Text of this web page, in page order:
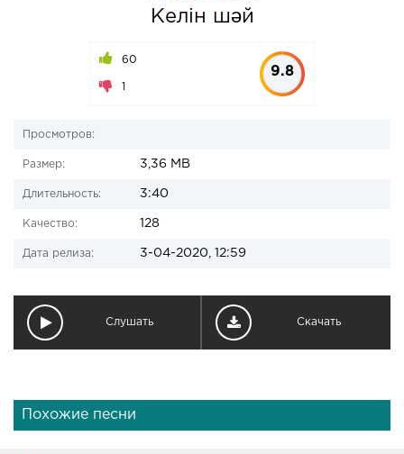
Келін шәй
60
1
9.8
Просмотров:
Размер: 3,36 MB
Длительность: 3:40
Качество: 128
Дата релиза: 3-04-2020, 12:59
Слушать Скачать
Похожие песни